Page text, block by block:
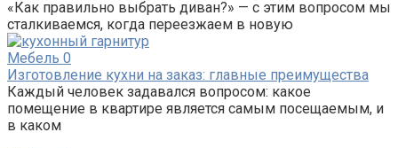
«Как правильно выбрать диван?» — с этим вопросом мы
сталкиваемся, когда переезжаем в новую
Мебель 0
Изготовление кухни на заказ: главные преимущества
Каждый человек задавался вопросом: какое
помещение в квартире является самым посещаемым, и
в каком